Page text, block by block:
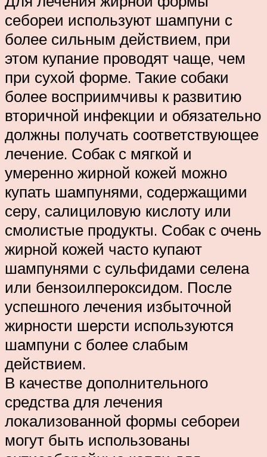
себореи используют шампуни с
более сильным действием, при
этом купание проводят чаще, чем
при сухой форме. Такие собаки
более восприимчивы к развитию
вторичной инфекции и обязательно
должны получать соответствующее
лечение. Собак с мягкой и
умеренно жирной кожей можно
купать шампунями, содержащими
серу, салициловую кислоту или
смолистые продукты. Собак с очень
жирной кожей часто купают
шампунями с сульфидами селена
или бензоилпероксидом. После
успешного лечения избыточной
жирности шерсти используются
шампуни с более слабым
действием.
В качестве дополнительного
средства для лечения
локализованной формы себореи
могут быть использованы